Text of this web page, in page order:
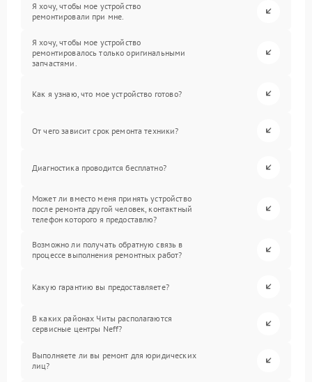
Я хочу, чтобы мое устройство
ремонтировали при мне.
Я хочу, чтобы мое устройство
ремонтировалось только оригинальными
запчастями.
Как я узнаю, что мое устройство готово?
От чего зависит срок ремонта техники?
Диагностика проводится бесплатно?
Может ли вместо меня принять устройство
после ремонта другой человек, контактный
телефон которого я предоставлю?
Возможно ли получать обратную связь в
процессе выполнения ремонтных работ?
Какую гарантию вы предоставляете?
В каких районах Читы располагаются
сервисные центры Neff?
Выполняете ли вы ремонт для юридических
лиц?